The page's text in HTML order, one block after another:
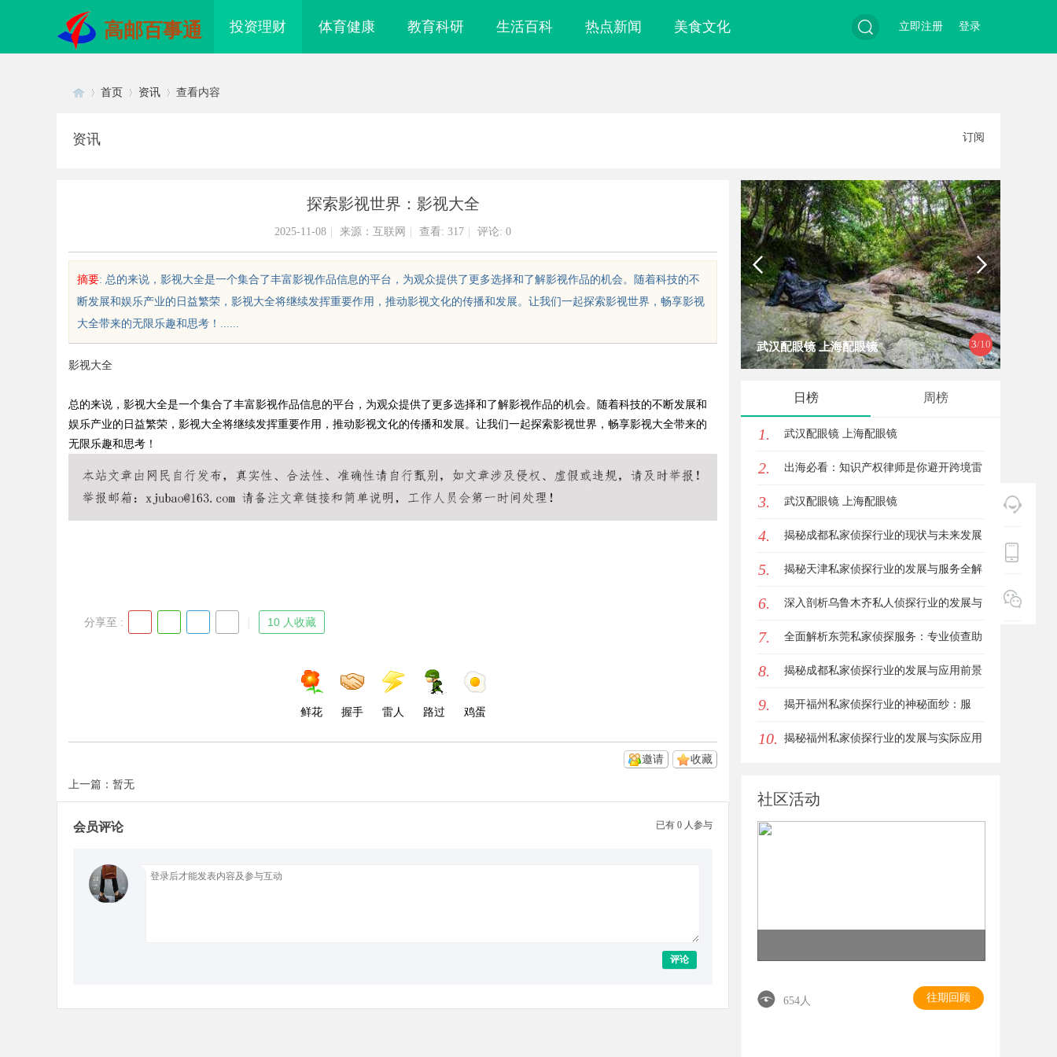
高邮百事通 投资理财 体育健康 教育科研 生活百科 热点新闻 美食文化
索
登录
立即注册
Bo
首页 资讯 查看内容
资讯 订阅
探索影视世界：影视大全
2025-11-08 来源：互联网 查看: 317 评论: 0
摘要: 总的来说，影视大全是一个集合了丰富影视作品信息的平台，为观众提供了更多选择和了解影视作品的机会。随着科技的不
断发展和娱乐产业的日益繁荣，影视大全将继续发挥重要作用，推动影视文化的传播和发展。让我们一起探索影视世界，畅享影视
大全带来的无限乐趣和思考！......
影视大全
总的来说，影视大全是一个集合了丰富影视作品信息的平台，为观众提供了更多选择和了解影视作品的机会。随着科技的不断发展和
娱乐产业的日益繁荣，影视大全将继续发挥重要作用，推动影视文化的传播和发展。让我们一起探索影视世界，畅享影视大全带来的
无限乐趣和思考！
分享至 : 10 人收藏
鲜花 握手 雷人 路过 鸡蛋
收藏
邀请
上一篇：暂无
已有 0 人参与
会员评论
评论
3/10
眼镜 上海配眼镜 温婉灵动，一眼万年！久匠量身定制
笔！淡颜系女生的气质加分项
武汉配眼镜 上海配眼镜 武汉配眼镜 上海配眼镜
日榜 周榜
1. 武汉配眼镜 上海配眼镜
2. 出海必看：知识产权律师是你避开跨境雷
区的安全垫
3. 武汉配眼镜 上海配眼镜
4. 揭秘成都私家侦探行业的现状与未来发展
趋势
5. 揭秘天津私家侦探行业的发展与服务全解
析
6. 深入剖析乌鲁木齐私人侦探行业的发展与
应用现状
7. 全面解析东莞私家侦探服务：专业侦查助
您解决各种疑难问题
8. 揭秘成都私家侦探行业的发展与应用前景
分析
9. 揭开福州私家侦探行业的神秘面纱：服
务、优势与法律解析
10. 揭秘福州私家侦探行业的发展与实际应用
社区活动
654人 往期回顾